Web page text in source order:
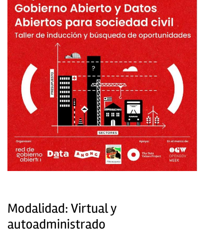
Modalidad: Virtual y
autoadministrado